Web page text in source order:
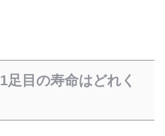
足目の寿命はどれく